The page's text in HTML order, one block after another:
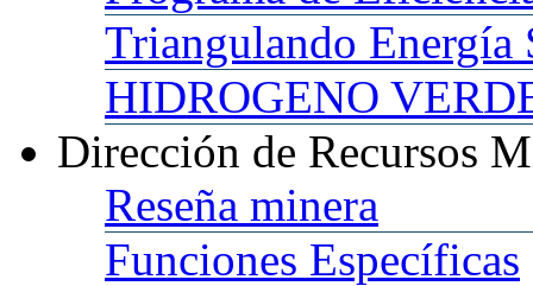
Triangulando Energía
HIDROGENO
Dirección de Recursos
Reseña minera
Funciones Específicas